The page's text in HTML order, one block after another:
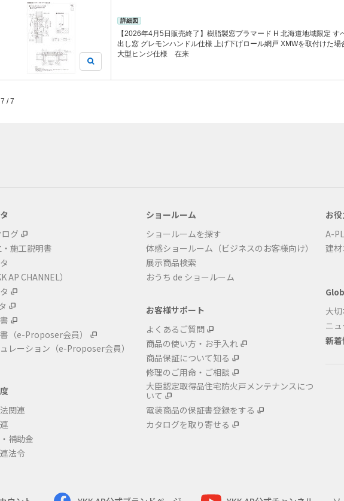
詳細図
【2026年4月5日販売終了】樹脂製窓プラマード H 北海道地域限定 す
出し窓 グレモンハンドル仕様 上げ下げロール網戸 XMWを取付けた場
大型ヒンジ仕様 在来
/ 7
グ
施工説明書
AP CHANNEL）
（e-Proposer会員）
レーション （e-Proposer会員）
関連
補助金
法令
ショールーム
ショールームを探す
体感ショールーム（ビジネスのお客様向け）
展示商品検索
おうち de ショールーム
お客様サポート
よくあるご質問
商品の使い方・お手入れ
商品保証について知る
修理のご用命・ご相談
大臣認定取得品住宅防火戸メンテナンスにつ
いて
電装商品の保証書登録をする
カタログを取り寄せる
お
A-
建材
大
ニ
新